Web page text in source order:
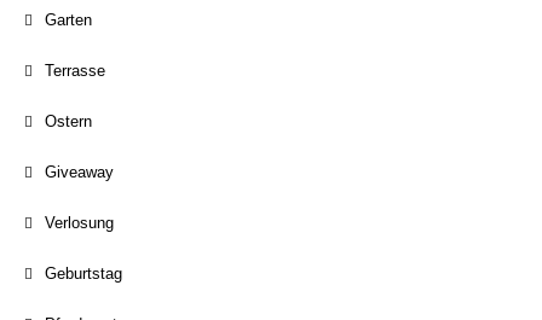
Garten
Terrasse
Ostern
Giveaway
Verlosung
Geburtstag